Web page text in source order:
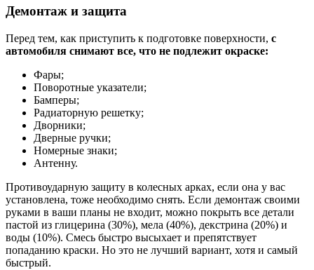
Демонтаж и защита
Перед тем, как приступить к подготовке поверхности, с
автомобиля снимают все, что не подлежит окраске:
Фары;
Поворотные указатели;
Бамперы;
Радиаторную решетку;
Дворники;
Дверные ручки;
Номерные знаки;
Антенну.
Противоударную защиту в колесных арках, если она у вас
установлена, тоже необходимо снять. Если демонтаж своими
руками в ваши планы не входит, можно покрыть все детали
пастой из глицерина (30%), мела (40%), декстрина (20%) и
воды (10%). Смесь быстро высыхает и препятствует
попаданию краски. Но это не лучший вариант, хотя и самый
быстрый.